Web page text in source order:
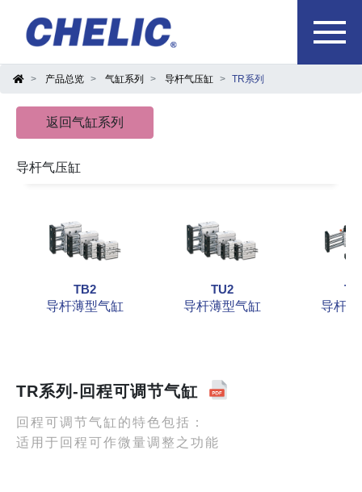
产品总览 气缸系列 导杆气压缸 TR系列
返回气缸系列
导杆气压缸
TB2
导杆薄型气缸
TU2
导杆薄型气缸
导杆
TR系列-回程可调节气缸
回程可调节气缸的特色包括：
适用于回程可作微量调整之功能